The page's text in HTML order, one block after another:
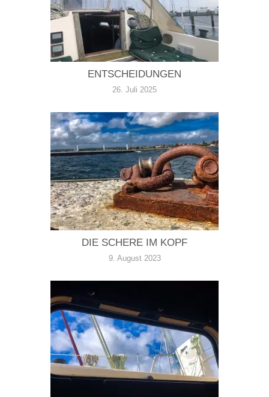
ENTSCHEIDUNGEN
26. Juli 2025
DIE SCHERE IM KOPF
9. August 2023